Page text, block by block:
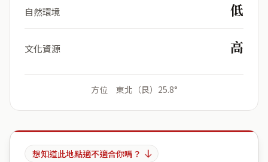
自然環境 低
文化資源 高
方位 東北（艮）25.8°
想知道此地點適不適合你嗎？